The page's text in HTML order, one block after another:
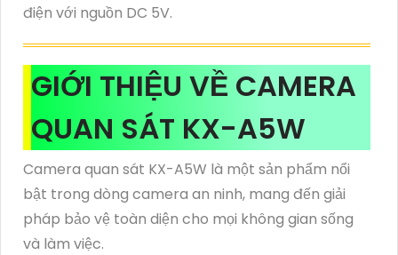
điện với nguồn DC 5V.
GIỚI THIỆU VỀ CAMERA
QUAN SÁT KX-A5W
Camera quan sát KX-A5W là một sản phẩm nổi
bật trong dòng camera an ninh, mang đến giải
pháp bảo vệ toàn diện cho mọi không gian sống
và làm việc.